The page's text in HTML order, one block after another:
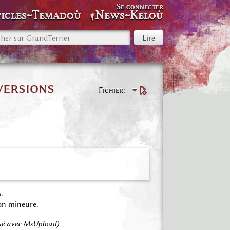
News~Keloù
Se connecter
Fichier
mineure.
avec MsUpload